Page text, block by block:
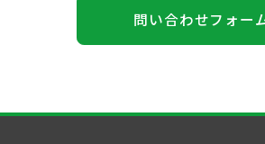
問い合わせフォー